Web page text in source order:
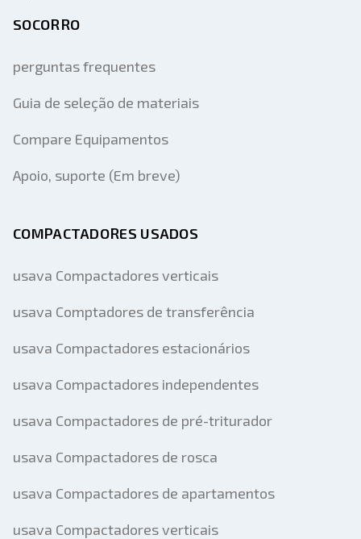
SOCORRO
perguntas frequentes
Guia de seleção de materiais
Compare Equipamentos
Apoio, suporte (Em breve)
COMPACTADORES USADOS
usava Compactadores verticais
usava Comptadores de transferência
usava Compactadores estacionários
usava Compactadores independentes
usava Compactadores de pré-triturador
usava Compactadores de rosca
usava Compactadores de apartamentos
usava Compactadores verticais